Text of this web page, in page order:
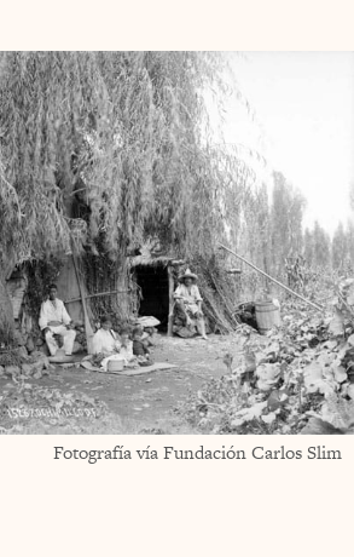
Fotografía vía Fundación Carlos Slim